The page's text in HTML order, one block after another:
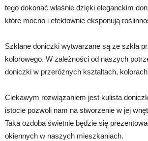
tego dokonać właśnie dzięki eleganckim
które mocno i efektownie eksponują
Szklane doniczki wytwarzane są ze szkła
kolorowego. W zależności od naszych
doniczki w przeróżnych kształtach,
Ciekawym rozwiązaniem jest kulista
istocie pozwoli nam na stworzenie w jej
Taka ozdoba świetnie będzie się
okiennych w naszych mieszkaniach.